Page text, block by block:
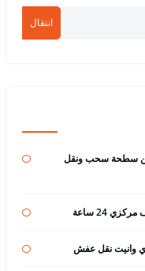
انتقال
/ ونش كرين سطحة سحب ونقل